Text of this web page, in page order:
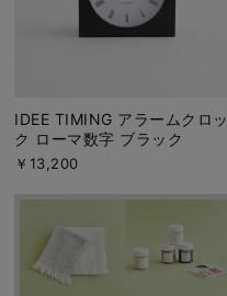
IDEE TIMING アラームクロッ
ク ローマ数字 ブラック
￥13,200